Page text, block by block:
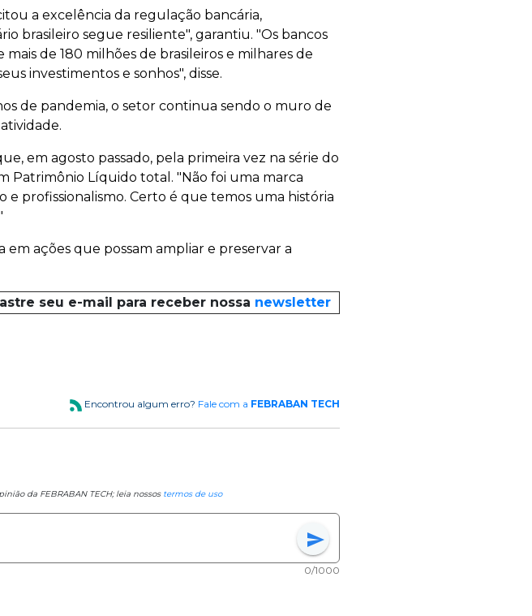
a excelência da regulação bancária,
brasileiro segue resiliente", garantiu. "Os bancos
de 180 milhões de brasileiros e milhares de
investimentos e sonhos", disse.
de pandemia, o setor continua sendo o muro de
em agosto passado, pela primeira vez na série do
Patrimônio Líquido total. "Não foi uma marca
profissionalismo. Certo é que temos uma história
ações que possam ampliar e preservar a
seu e-mail para receber nossa newsletter
Encontrou algum erro? Fale com a FEBRABAN TECH
da FEBRABAN TECH; leia nossos termos de uso
send
0/1000